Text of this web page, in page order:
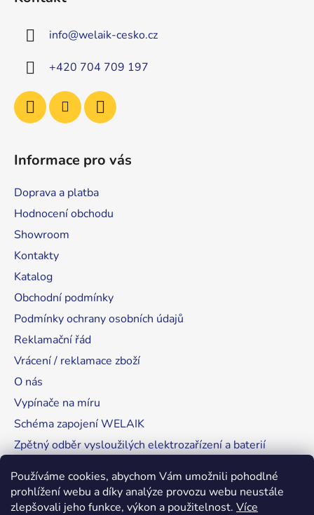
Používáme cookies, abychom Vám umožnili pohodlné
prohlížení webu a díky analýze provozu webu neustále
zlepšovali jeho funkce, výkon a použitelnost. Více
info@welaik-cesko.cz
+420 704 709 197
Informace pro vás
Doprava a platba
Hodnocení obchodu
Showroom
Kontakty
Katalog
Obchodní podmínky
Podmínky ochrany osobních údajů
Reklamační řád
Vrácení / reklamace zboží
O nás
Vypínače na míru
Schéma zapojení WELAIK
Zpětný odběr vysloužilých elektrozařízení a baterií